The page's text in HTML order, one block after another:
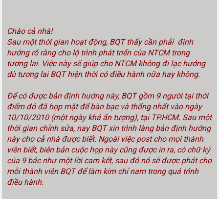
Chào cả nhà!
Sau một thời gian hoạt động, BQT thấy cần phải định
hướng rõ ràng cho lộ trình phát triển của NTCM trong
tương lai. Việc này sẽ giúp cho NTCM không đi lạc hướng
dù tương lai BQT hiện thời có điều hành nữa hay không.
Để có được bản định hướng này, BQT gồm 9 người tại thời
điểm đó đã họp mặt để bàn bạc và thống nhất vào ngày
10/10/2010 (một ngày khá ấn tượng), tại TP.HCM. Sau một
thời gian chỉnh sửa, nay BQT xin trình làng bản định hướng
này cho cả nhà được biết. Ngoài việc post cho mọi thành
viên biết, biên bản cuộc họp này cũng được in ra, có chữ ký
của 9 bác như một lời cam kết, sau đó nó sẽ được phát cho
mỗi thành viên BQT để làm kim chỉ nam trong quá trình
điều hành.